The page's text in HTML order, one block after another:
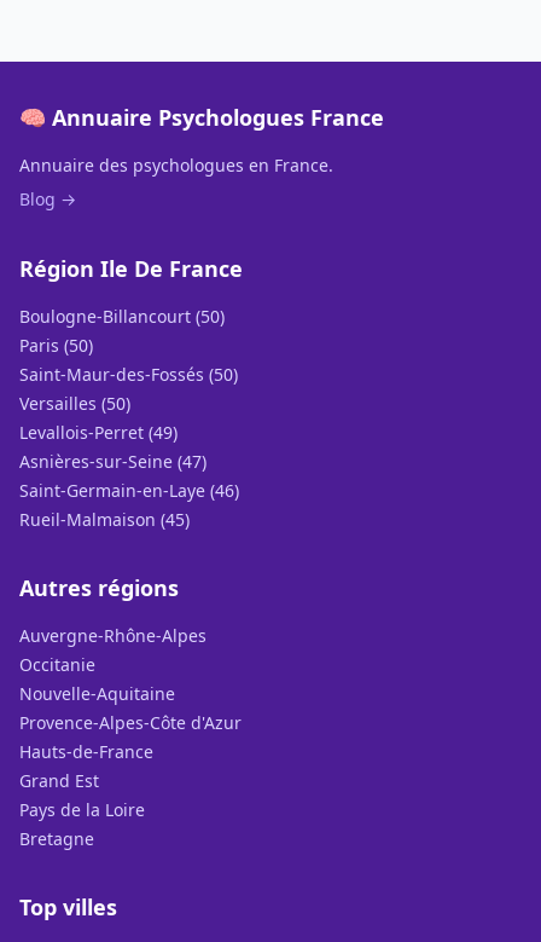
🧠 Annuaire Psychologues France
Annuaire des psychologues en France.
Blog →
Région Ile De France
Boulogne-Billancourt (50)
Paris (50)
Saint-Maur-des-Fossés (50)
Versailles (50)
Levallois-Perret (49)
Asnières-sur-Seine (47)
Saint-Germain-en-Laye (46)
Rueil-Malmaison (45)
Autres régions
Auvergne-Rhône-Alpes
Occitanie
Nouvelle-Aquitaine
Provence-Alpes-Côte d'Azur
Hauts-de-France
Grand Est
Pays de la Loire
Bretagne
Top villes